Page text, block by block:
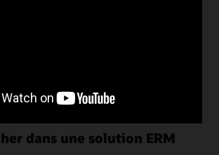
dans une solution ERM